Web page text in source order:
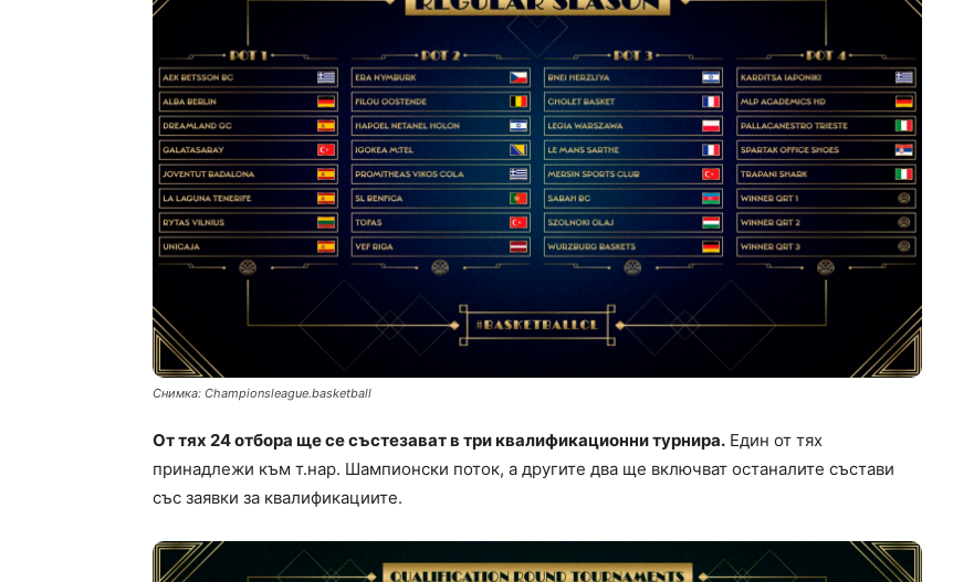
Снимка: Championsleague.basketball
От тях 24 отбора ще се състезават в три квалификационни турнира. Един от тях
принадлежи към т.нар. Шампионски поток, а другите два ще включват останалите състави
със заявки за квалификациите.